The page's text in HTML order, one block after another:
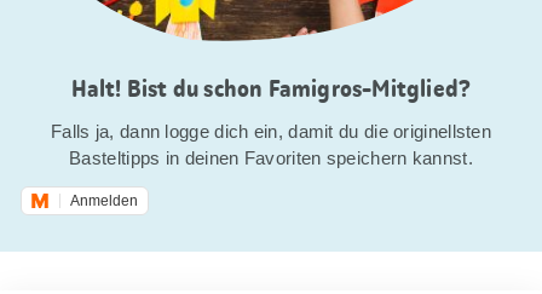
Halt! Bist du schon Famigros-Mitglied?
Falls ja, dann logge dich ein, damit du die originellsten
Basteltipps in deinen Favoriten speichern kannst.
Anmelden